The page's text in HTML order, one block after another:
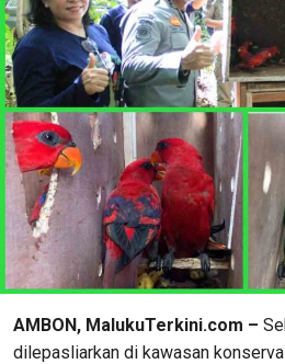
AMBON, MalukuTerkini.com –
dilepasliarkan di kawasan